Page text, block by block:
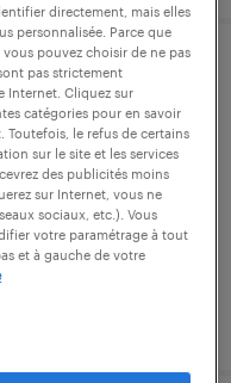
directement, mais elles
personnalisée. Parce que
pouvez choisir de ne pas
pas strictement
Internet. Cliquez sur
catégories pour en savoir
Toutefois, le refus de certains
sur le site et les services
des publicités moins
sur Internet, vous ne
sociaux, etc.). Vous
votre paramétrage à tout
et à gauche de votre